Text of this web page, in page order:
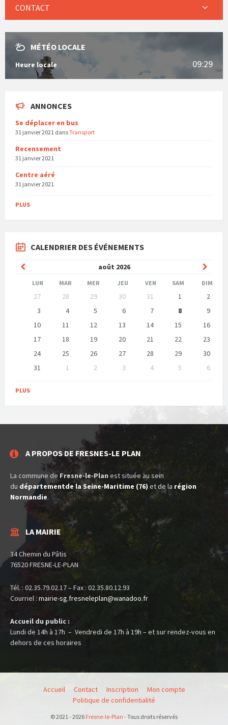
CONTACT
MÉTÉO LOCALE
Heure locale 09:29
ANNONCES
Se déplacer en bus
31 janvier 2021 dansTransport
Recensement
31 janvier 2021
Centre aéré
31 janvier 2021
PLUS
CALENDRIER DES ÉVÉNEMENTS
août 2026
Mois
précédent
LUN MAR MER JEU VEN SAM DIM
calendrier
27 28 29 30 31 1
2
3
4 5 6 7 8
9
10
11 12 13 14 15
16
17
18 19 20 21 22
23
24
25 26 27 28 29
30
31
1 2 3 4 5
6
aux
jours
PLUS
A PROPOS DE FRESNES-LE PLAN
La commune deFresne-le-Planest située au sein
du départementde la Seine-Maritime (76) et de la région
Normandie.
LA MAIRIE
34 Chemin du Pâtis
76520 FRESNE-LE-PLAN
Tél. : 02.35.79.02.17 – Fax : 02.35.80.12.93
Courriel : mairie-sg.fresneleplan@wanadoo.fr
Accueil du public :
Lundi de 14h à 17h – Vendredi de 17h à 19h – et sur rendez-vous en
dehors de ces horaires
Accueil Contact Inscription
Mon compte
Politique de confidentialité
© 2021 - 2026 Fresne-le-Plan - Tous droits réservés